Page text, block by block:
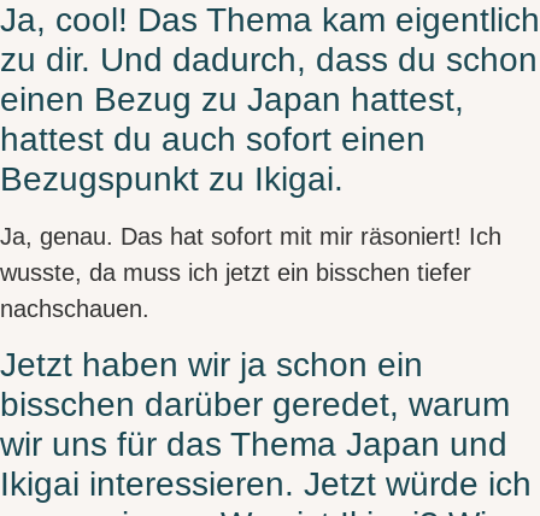
Ja, cool! Das Thema kam eigentlich
zu dir. Und dadurch, dass du schon
einen Bezug zu Japan hattest,
hattest du auch sofort einen
Bezugspunkt zu Ikigai.
Ja, genau. Das hat sofort mit mir räsoniert! Ich
wusste, da muss ich jetzt ein bisschen tiefer
nachschauen.
Jetzt haben wir ja schon ein
bisschen darüber geredet, warum
wir uns für das Thema Japan und
Ikigai interessieren. Jetzt würde ich